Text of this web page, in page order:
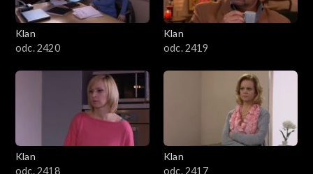
Klan
odc. 2420
Klan
odc. 2419
Klan
odc. 2418
Klan
odc. 2417